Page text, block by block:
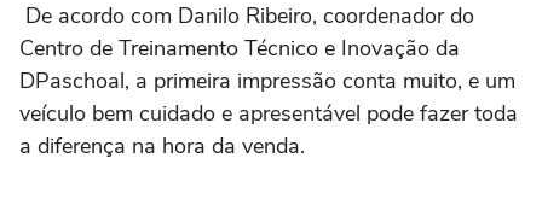
De acordo com Danilo Ribeiro, coordenador do
Centro de Treinamento Técnico e Inovação da
DPaschoal, a primeira impressão conta muito, e um
veículo bem cuidado e apresentável pode fazer toda
a diferença na hora da venda.